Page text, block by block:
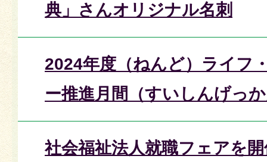
典」さんオリジナル名刺
2024年度（ねんど）ライフ
ー推進月間（すいしんげっ
社会福祉法人就職フェアを